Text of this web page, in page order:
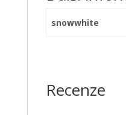
snowwhite
Recenze